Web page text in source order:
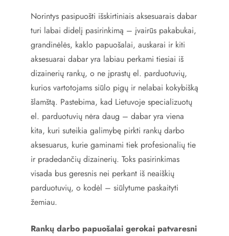
Norintys pasipuošti išskirtiniais aksesuarais dabar
turi labai didelį pasirinkimą – įvairūs pakabukai,
grandinėlės, kaklo papuošalai, auskarai ir kiti
aksesuarai dabar yra labiau perkami tiesiai iš
dizainerių rankų, o ne įprastų el. parduotuvių,
kurios vartotojams siūlo pigų ir nelabai kokybišką
šlamštą. Pastebima, kad Lietuvoje specializuotų
el. parduotuvių nėra daug – dabar yra viena
kita, kuri suteikia galimybę pirkti rankų darbo
aksesuarus, kurie gaminami tiek profesionalių tie
ir pradedančių dizainerių. Toks pasirinkimas
visada bus geresnis nei perkant iš neaiškių
parduotuvių, o kodėl – siūlytume paskaityti
žemiau.
Rankų darbo papuošalai gerokai patvaresni